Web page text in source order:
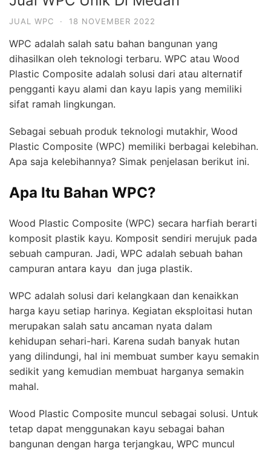
JUAL WPC · 18 NOVEMBER 2022
WPC adalah salah satu bahan bangunan yang
dihasilkan oleh teknologi terbaru. WPC atau Wood
Plastic Composite adalah solusi dari atau alternatif
pengganti kayu alami dan kayu lapis yang memiliki
sifat ramah lingkungan.
Sebagai sebuah produk teknologi mutakhir, Wood
Plastic Composite (WPC) memiliki berbagai kelebihan.
Apa saja kelebihannya? Simak penjelasan berikut ini.
Apa Itu Bahan WPC?
Wood Plastic Composite (WPC) secara harfiah berarti
komposit plastik kayu. Komposit sendiri merujuk pada
sebuah campuran. Jadi, WPC adalah sebuah bahan
campuran antara kayu dan juga plastik.
WPC adalah solusi dari kelangkaan dan kenaikkan
harga kayu setiap harinya. Kegiatan eksploitasi hutan
merupakan salah satu ancaman nyata dalam
kehidupan sehari-hari. Karena sudah banyak hutan
yang dilindungi, hal ini membuat sumber kayu semakin
sedikit yang kemudian membuat harganya semakin
mahal.
Wood Plastic Composite muncul sebagai solusi. Untuk
tetap dapat menggunakan kayu sebagai bahan
bangunan dengan harga terjangkau, WPC muncul